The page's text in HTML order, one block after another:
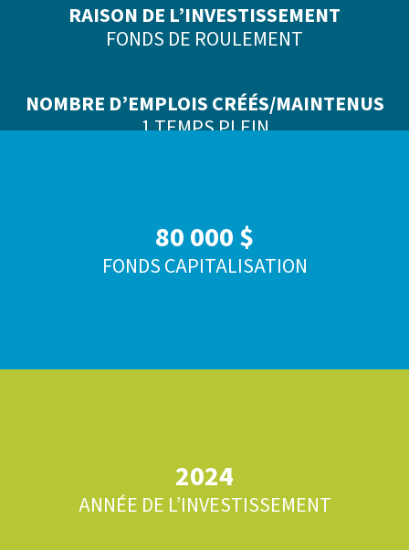
RAISON DE L’INVESTISSEMENT
FONDS DE ROULEMENT
NOMBRE D’EMPLOIS CRÉÉS/MAINTENUS
1 TEMPS PLEIN
80 000 $
FONDS CAPITALISATION
2024
ANNÉE DE L’INVESTISSEMENT